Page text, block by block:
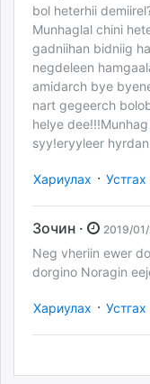
bol heterhii
Munhaglal chini
gadniihan bidniig
negdeleen
amidarch bye
nart gegeerch
helye
syy!eryyleer
Хариулах · Устгах
Зочин · 2019/
Neg vheriin ewer
dorgino Noragin
Хариулах · Устгах